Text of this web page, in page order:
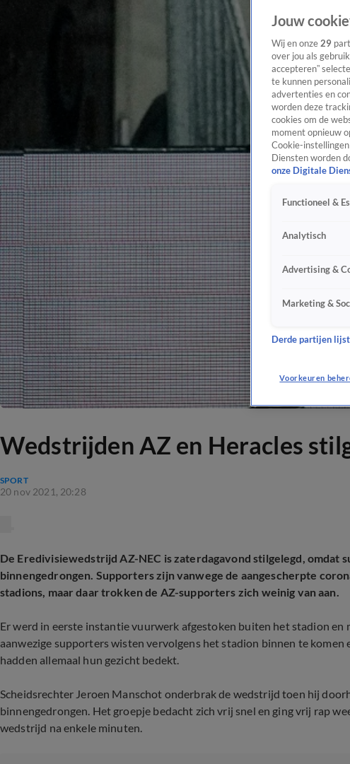
Wedstrijden AZ en Heracles
SPORT
20 nov 2021, 20:28
De Eredivisiewedstrijd AZ-NEC is zaterdagavond stilgelegd, omdat
binnengedrongen. Supporters zijn vanwege de aangescherpte
stadions, maar daar trokken de AZ-supporters zich weinig van aan.
Er werd in eerste instantie vuurwerk afgestoken buiten het stadion
aanwezige supporters wisten vervolgens het stadion binnen te komen
hadden allemaal hun gezicht bedekt.
Scheidsrechter Jeroen Manschot onderbrak de wedstrijd toen hij
binnengedrongen. Het groepje bedacht zich vrij snel en ging vrij rap
wedstrijd na enkele minuten.
Jouw
Wij en onze 29
over jou als
accepteren”
te kunnen
advertenties en
worden deze
cookies om de
moment opnieuw
Cookie-
Diensten worden
onze Digitale
Functioneel &
Analytisch
Advertising &
Marketing &
Derde partijen lijst
Voorkeuren